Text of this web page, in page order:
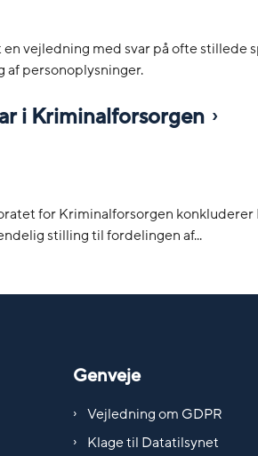
vejledning med svar på ofte stillede
personoplysninger.
i Kriminalforsorgen
for Kriminalforsorgen
stilling til fordelingen af...
Genveje
Vejledning om GDPR
Klage til Datatilsynet